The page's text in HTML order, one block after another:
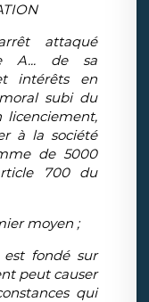
attaqué
A... de sa
intérêts en
subi du
licenciement,
à la société
de 5000
700 du
moyen ;
est fondé sur
peut causer
qui